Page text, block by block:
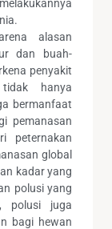
alasan
dan buah-
penyakit
tidak hanya
bermanfaat
pemanasan
peternakan
global
kadar yang
polusi yang
polusi juga
bagi hewan